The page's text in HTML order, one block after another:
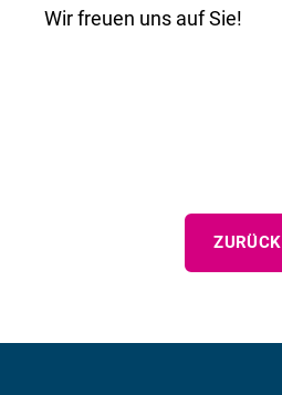
Wir freuen uns auf Sie!
ZURÜCK